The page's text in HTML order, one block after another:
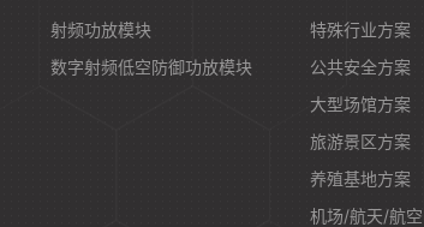
射频功放模块
数字射频低空防御功放模块
特殊行业方案
公共安全方案
大型场馆方案
旅游景区方案
养殖基地方案
机场/航天/航空